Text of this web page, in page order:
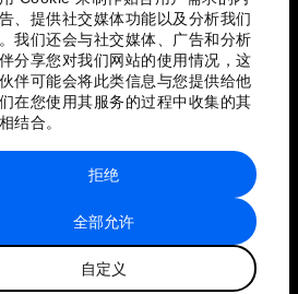
、提供社交媒体功能以及分析我们
我们还会与社交媒体、广告和分析
分享您对我们网站的使用情况，这
伴可能会将此类信息与您提供给他
在您使用其服务的过程中收集的其
结合。
全部允许
自定义
拒绝
站点地图
世界经济论坛